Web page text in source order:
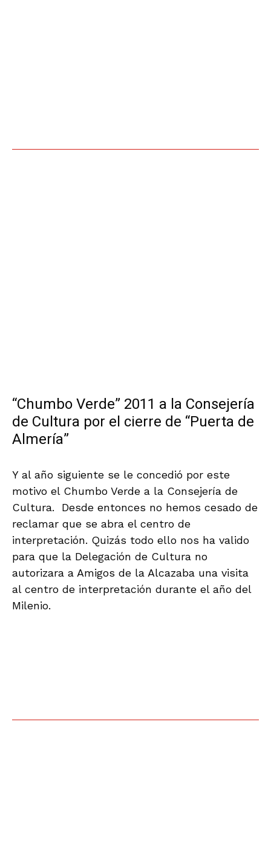
“Chumbo Verde” 2011 a la Consejería
de Cultura por el cierre de “Puerta de
Almería”
Y al año siguiente se le concedió por este
motivo el Chumbo Verde a la Consejería de
Cultura. Desde entonces no hemos cesado de
reclamar que se abra el centro de
interpretación. Quizás todo ello nos ha valido
para que la Delegación de Cultura no
autorizara a Amigos de la Alcazaba una visita
al centro de interpretación durante el año del
Milenio.